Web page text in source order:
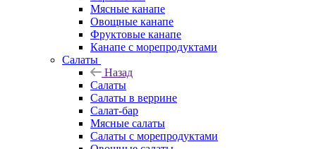
Мясные канапе
Овощные канапе
Фруктовые канапе
Канапе с морепродуктами
Салаты
Назад
Салаты
Салаты в веррине
Салат-бар
Мясные салаты
Салаты с морепродуктами